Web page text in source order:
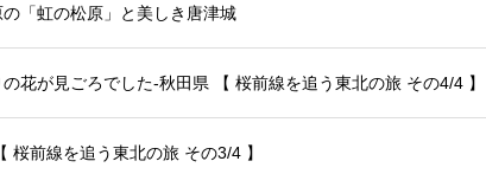
「虹の松原」と美しき唐津城
花が見ごろでした-秋田県 【 桜前線を追う東北の旅 その4/4 】
桜前線を追う東北の旅 その3/4 】